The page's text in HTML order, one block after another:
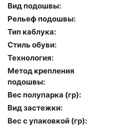
Вид подошвы:
Рельеф подошвы:
Тип каблука:
Стиль обуви:
Технология:
Метод крепления
подошвы:
Вес полупарка (гр):
Вид застежки:
Вес с упаковкой (гр):